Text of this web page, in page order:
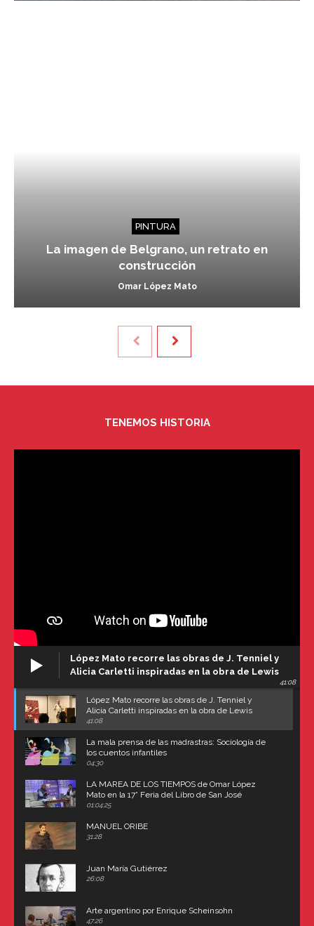
PINTURA
La imagen de Belgrano, un retrato en
construcción
Omar López Mato
TENEMOS HISTORIA
López Mato recorre las obras de J. Tenniel y
Alicia Carletti inspiradas en la obra de Lewis
41:08
López Mato recorre las obras de J. Tenniel y
Alicia Carletti inspiradas en la obra de Lewis
Carroll
41:08
La mala prensa de las madrastras: Sociología de
los cuentos infantiles
04:30
LA MAREA DE LOS TIEMPOS de Omar López
Mato en la 17° Feria del Libro de San José
(Uruguay)
01:04:25
MANUEL ORIBE
31:28
Juan María Gutiérrez
26:08
Arte argentino por Enrique Scheinsohn
47:26